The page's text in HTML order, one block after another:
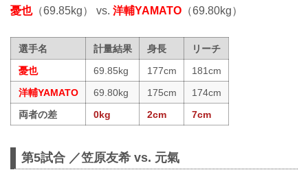
憂也（69.85kg） vs. 洋輔YAMATO （69.80kg）
選手名 計量結果 身長
リーチ
憂也
69.85kg 177cm
181cm
洋輔YAMATO
69.80kg 175cm
174cm
両者の差
0kg 2cm 7cm
第5試合 ／笠原友希 vs. 元氣